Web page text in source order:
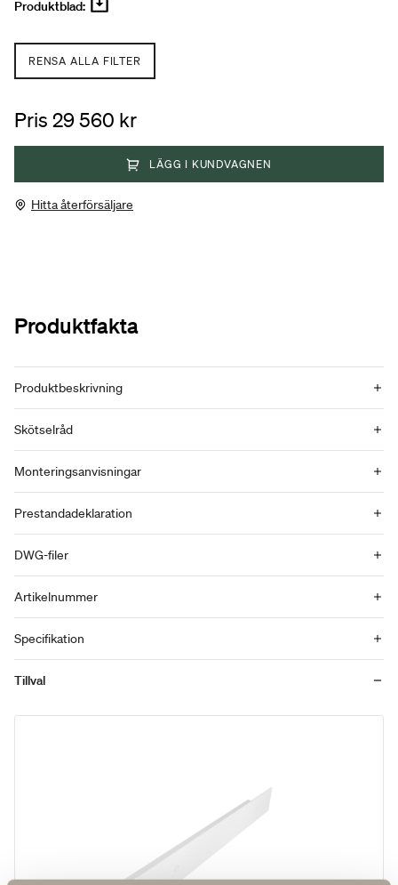
Produktblad:
RENSA ALLA FILTER
Pris 29 560 kr
LÄGG I KUNDVAGNEN
Hitta återförsäljare
Produktfakta
Produktbeskrivning
Skötselråd
Monteringsanvisningar
Prestandadeklaration
DWG-filer
Artikelnummer
Specifikation
Tillval